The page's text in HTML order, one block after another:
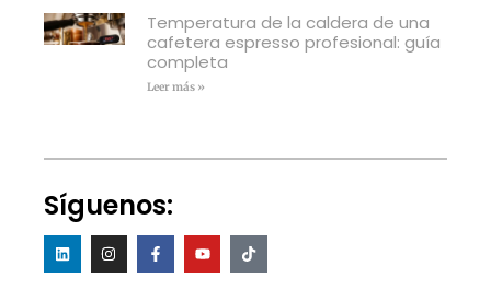
Temperatura de la caldera de una
cafetera espresso profesional: guía
completa
Leer más »
Síguenos: